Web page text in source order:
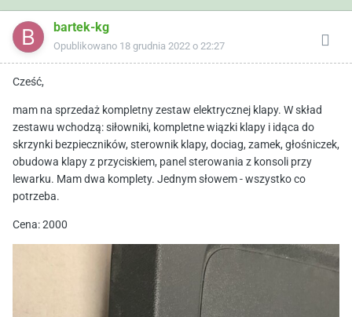
bartek-kg
Opublikowano 18 grudnia 2022 o 22:27
Cześć,
mam na sprzedaż kompletny zestaw elektrycznej klapy. W skład
zestawu wchodzą: siłowniki, kompletne wiązki klapy i idąca do
skrzynki bezpieczników, sterownik klapy, dociag, zamek, głośniczek,
obudowa klapy z przyciskiem, panel sterowania z konsoli przy
lewarku. Mam dwa komplety. Jednym słowem - wszystko co
potrzeba.
Cena: 2000